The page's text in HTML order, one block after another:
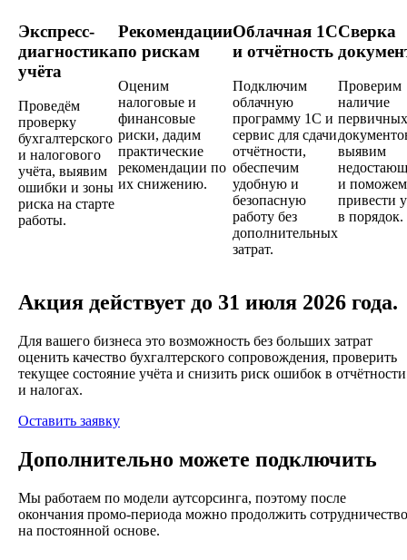
Экспресс-
диагностика
учёта
Проведём
проверку
бухгалтерского
и налогового
учёта, выявим
ошибки и зоны
риска на старте
работы.
Рекомендации
по рискам
Оценим
налоговые и
финансовые
риски, дадим
практические
рекомендации по
их снижению.
Облачная 1С
и отчётность
Подключим
облачную
программу 1С и
сервис для сдачи
отчётности,
обеспечим
удобную и
безопасную
работу без
дополнительных
затрат.
Сверка
Проверим
наличие
первичных
выявим
и поможем
привести
в порядок.
Акция действует до 31 июля 2026 года.
Для вашего бизнеса это возможность без больших затрат
оценить качество бухгалтерского сопровождения, проверить
текущее состояние учёта и снизить риск ошибок в отчётности
и налогах.
Оставить заявку
Дополнительно можете подключить
Мы работаем по модели аутсорсинга, поэтому после
окончания промо-периода можно продолжить сотрудничество
на постоянной основе.